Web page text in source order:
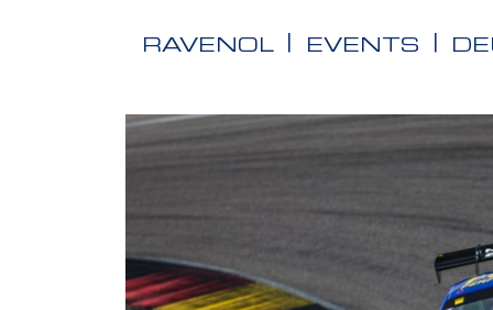
RAVENOL EVENTS